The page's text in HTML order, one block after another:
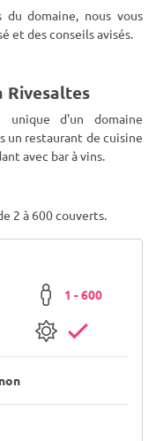
domaine, nous vous
et des conseils avisés.
Rivesaltes
unique d'un domaine
un restaurant de cuisine
avec bar à vins.
2 à 600 couverts.
1 - 600